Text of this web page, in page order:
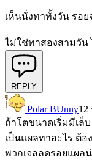
เห็นนั่งทาทั้งวัน รอย
ไม่ใช่ทาสองสามวัน
REPLY
Polar BUnny12
ถ้าโตขนาดเริ่มมีเล็
เป็นแผลทาอะไร ต้อ
พวกเจลลดรอยแผล